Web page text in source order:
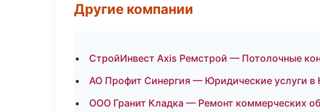
Другие компании
СтройИнвест Axis Ремстрой — Потолочные
АО Профит Синергия — Юридические услуги в
ООО Гранит Кладка — Ремонт коммерческих